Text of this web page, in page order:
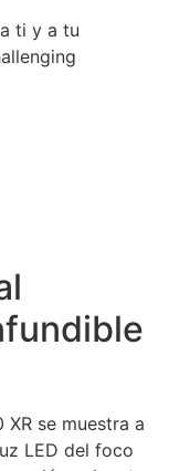
ti y a tu
se muestra a
LED del foco